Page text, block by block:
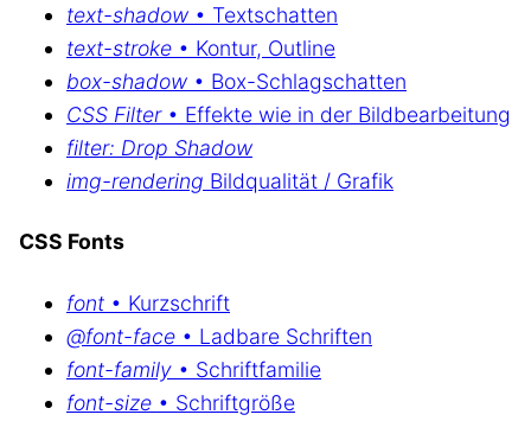
text-shadow • Textschatten
text-stroke • Kontur, Outline
box-shadow • Box-Schlagschatten
CSS Filter• Effekte wie in der Bildbearbeitung
filter: Drop Shadow
img-rendering Bildqualität / Grafik
CSS Fonts
font • Kurzschrift
@font-face • Ladbare Schriften
font-family • Schriftfamilie
font-size • Schriftgröße